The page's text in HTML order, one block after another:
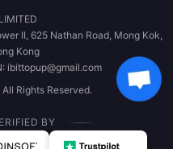
II, 625 Nathan Road, Mong Kok,
Kong
ibittopup@gmail.com
Rights Reserved.
BY